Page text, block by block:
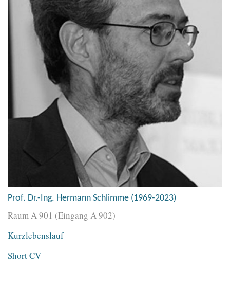
Prof. Dr.-Ing. Hermann Schlimme (1969-2023)
Raum A 901 (Eingang A 902)
Kurzlebenslauf
Short CV